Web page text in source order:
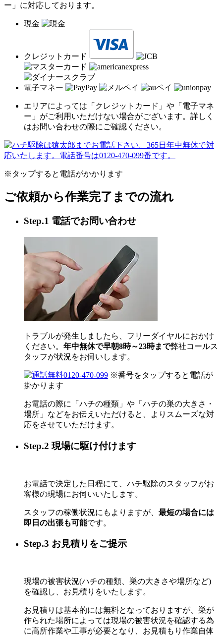
ー」に対応しております。
現金
クレジットカード
電子マネー
エリアによっては「クレジットカード」や「電子マネ
ー」がご利用いただけない場合がございます。詳しく
はお問い合わせの際にご確認ください。
※タップすると電話がかかります
ご依頼から作業完了までの流れ
Step.1 電話でお問い合わせ
トラブルが発生しましたら、フリーダイヤルにおかけ
ください。 年中無休で早朝8時～23時まで弊社コールス
タッフが状況をお伺いします。
0120-470-099 ※番号をタップすると電話が
掛かります
お電話の際に「ハチの種類」や「ハチの巣の大きさ・
場所」などをお伝えいただけると、よりスムーズな対
応をさせていただけます。
Step.2 現場に駆け付けます
お電話で決定した日程にて、ハチ駆除のスタッフがお
客様の現場にお伺いいたします。
スタッフの稼働状況にもよりますが、 最短の場合には
即日の出張も可能です。
Step.3 お見積りをご提示
現場の被害状況(ハチの種類、巣の大きさや場所など)
を確認し、お見積りをいたします。
お見積りは基本的には無料となっておりますが、巣が
作られた場所によっては現場の被害状況を確認する為
に高所作業や工事が必要となり、お見積もり作業自体